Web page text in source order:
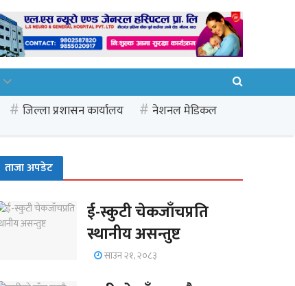
जिल्ला प्रशासन कार्यालय
नेशनल मेडिकल
ताजा अपडेट
ई-स्कुटी चेकजाँचप्रति
स्थानीय असन्तुष्ट
साउन २१, २०८३